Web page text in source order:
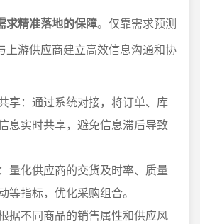
求精准落地的保障。仅靠需求预测
上游供应商建立高效信息沟通和协
享：通过系统对接，将订单、库
息实时共享，避免信息滞后导致
量化供应商的交货及时率、质量
等指标，优化采购组合。
据不同商品的销售属性和供应风